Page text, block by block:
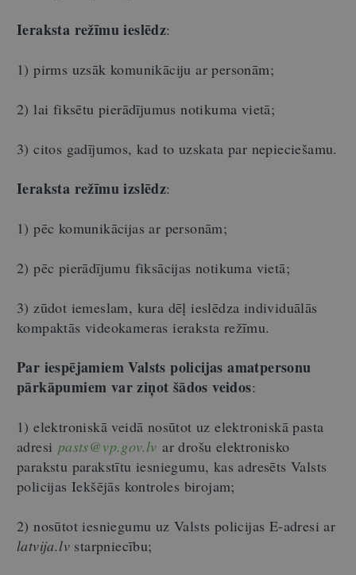
Ieraksta režīmu ieslēdz:
1) pirms uzsāk komunikāciju ar personām;
2) lai fiksētu pierādījumus notikuma vietā;
3) citos gadījumos, kad to uzskata par nepieciešamu.
Ieraksta režīmu izslēdz:
1) pēc komunikācijas ar personām;
2) pēc pierādījumu fiksācijas notikuma vietā;
3) zūdot iemeslam, kura dēļ ieslēdza individuālās
kompaktās videokameras ieraksta režīmu.
Par iespējamiem Valsts policijas amatpersonu
pārkāpumiem var ziņot šādos veidos:
1) elektroniskā veidā nosūtot uz elektroniskā pasta
adresi pasts@vp.gov.lv ar drošu elektronisko
parakstu parakstītu iesniegumu, kas adresēts Valsts
policijas Iekšējās kontroles birojam;
2) nosūtot iesniegumu uz Valsts policijas E-adresi ar
latvija.lv starpniecību;